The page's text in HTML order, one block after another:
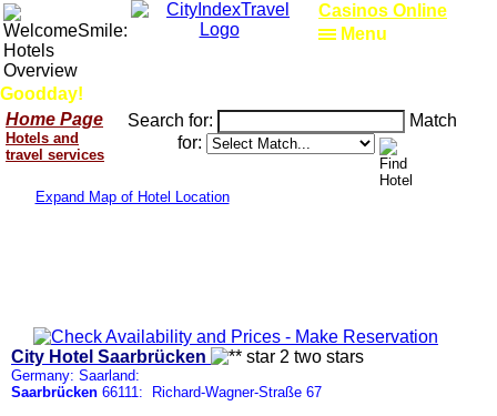
Goodday!
Casinos Online
Home Page
Hotels and
travel services
Search for:
Match
for:
Expand Map of Hotel Location
City Hotel Saarbrücken
Germany: Saarland:
Saarbrücken 66111: Richard-Wagner-Straße 67
Menu